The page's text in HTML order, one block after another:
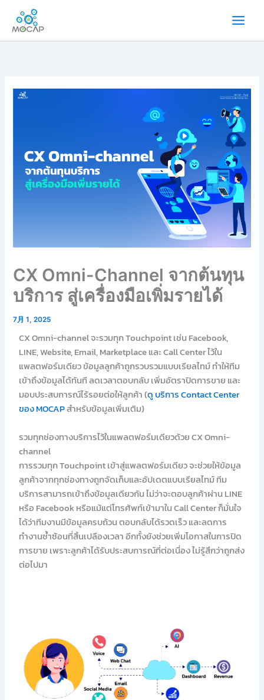
CX Omni-Channel จากต้นทุน
บริการ สู่เครื่องมือเพิ่มรายได้
7月 1, 2025
CX Omni-channel จะรวมทุก Touchpoint เช่น Facebook,
LINE, Website, Email, Marketplace และ Call Center ไว้ใน
แพลตฟอร์มเดียว ข้อมูลลูกค้าถูกรวบรวมแบบเรียลไทม์ ทำให้ทีม
เข้าถึงข้อมูลได้ทันที ลดเวลาตอบกลับ เพิ่มอัตราปิดการขาย และ
มอบประสบการณ์ไร้รอยต่อให้ลูกค้า (ดู บริการ Contact Center
ของ MOCAPสำหรับข้อมูลเพิ่มเติม)
รวมทุกช่องทางบริการไว้ในแพลตฟอร์มเดียวด้วย CX Omni-
channel
การรวมทุก Touchpoint เข้าสู่แพลตฟอร์มเดียว จะช่วยให้ข้อมูล
ลูกค้าจากทุกช่องทางถูกจัดเก็บและอัปเดตแบบเรียลไทม์ ทีม
บริการสามารถเข้าถึงข้อมูลเดียวกัน ไม่ว่าจะตอบลูกค้าผ่าน LINE
หรือ Facebook หรือแม้แต่โทรศัพท์เข้ามาใน Call Center ก็มั่นใจ
ได้ว่าทีมงานมีข้อมูลครบถ้วน ตอบกลับได้รวดเร็ว และลดการ
ทำงานซ้ำซ้อนที่สิ้นเปลืองเวลา อีกทั้งยังช่วยเพิ่มโอกาสในการปิด
การขาย เพราะลูกค้าได้รับประสบการณ์ที่ต่อเนื่อง ไม่รู้สึกว่าถูกส่ง
ต่อไปมา